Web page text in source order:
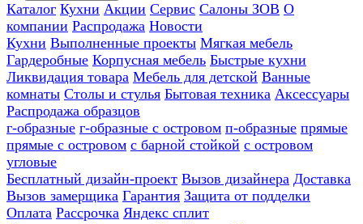
Каталог Кухни Акции Сервис Салоны ЗОВ О
компании Распродажа Новости
Кухни Выполненные проекты Мягкая мебель
Гардеробные Корпусная мебель Быстрые кухни
Ликвидация товара Мебель для детской Ванные
комнаты Столы и стулья Бытовая техника Аксессуары
Распродажа образцов
г-образные г-образные с островом п-образные прямые
прямые с островом с барной стойкой с островом
угловые
Бесплатный дизайн-проект Вызов дизайнера Доставка
Вызов замерщика Гарантия Защита от подделки
Оплата Рассрочка Яндекс сплит